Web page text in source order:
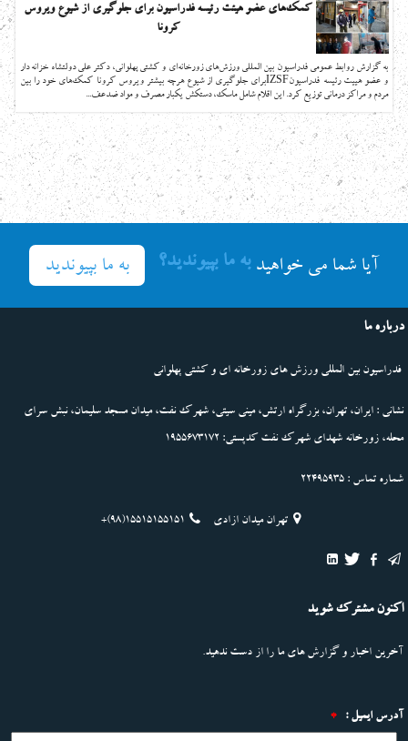
کمک‌های عضو هیئت رئیسه فدراسیون برای جلوگیری از شیوع ویروس
کرونا
به گزارش روابط عمومی فدراسیون بین المللی ورزش‌های زورخانه‌ای و کشتی پهلوانی، دکتر علی دولتشاه خزانه دار
و عضو هییت رئیسه فدراسیونIZSFبرای جلوگیری از شیوع هرچه بیشتر ویروس کرونا کمک‌های خود را بین
مردم و مراکز درمانی توزیع کرد. این اقلام شامل ماسک، دستکش یکبار مصرف و مواد ضدعف...
آیا شما می خواهیدبه ما بپیوندید؟ به ما بپیوندید
درباره ما
فدراسیون بین المللی ورزش های زورخانه ای و کشتی پهلوانی
نشانی : ایران، تهران، بزرگراه ارتش، مینی سیتی، شهرک نفت، میدان مسجد سلیمان، نبش سرای
محله، زورخانه شهدای شهرک نفت کدپستی: 1955673172
شماره تماس : 22495935
تهران میدان ازادی +(98)15515155151
اکنون مشترک شوید
آخرین اخبار و گزارش های ما را از دست ندهید.
آدرس ایمیل : *